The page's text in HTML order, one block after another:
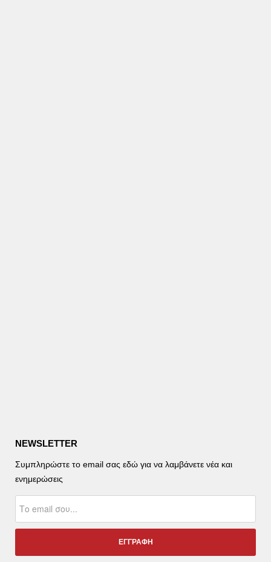
NEWSLETTER
Συμπληρώστε το email σας εδώ για να λαμβάνετε νέα και
ενημερώσεις